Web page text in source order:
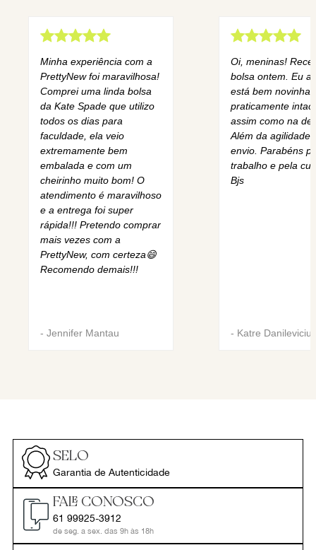
Minha experiência com a
PrettyNew foi maravilhosa!
Comprei uma linda bolsa
da Kate Spade que utilizo
todos os dias para
faculdade, ela veio
extremamente bem
embalada e com um
cheirinho muito bom! O
atendimento é maravilhoso
e a entrega foi super
rápida!!! Pretendo comprar
mais vezes com a
PrettyNew, com certeza😄
Recomendo demais!!!
- Jennifer Mantau
Oi, meninas!
bolsa ontem. Eu
está bem novinha,
praticamente
assim como na
Além da agilidade
envio. Parabéns
trabalho e pela
Bjs
- Katre Danilevicius
SELO
Garantia de Autenticidade
FALE CONOSCO
61 99925-3912
de seg. a sex. das 9h às 18h